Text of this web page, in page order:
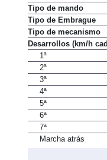
Número de
Tipo de mando
Tipo de Embrague
Tipo de mecanismo
Desarrollos (km/h
1ª
2ª
3ª
4ª
5ª
6ª
7ª